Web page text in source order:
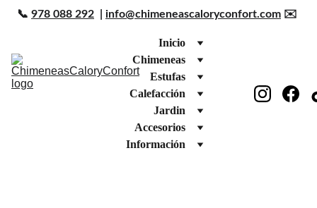
📞 978 088 292 info@chimeneascaloryconfort.com ✉️
Inicio
Chimeneas
Estufas
Calefacción
Jardin
Accesorios
Información